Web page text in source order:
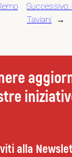
Successivo:
Taviani →
alla